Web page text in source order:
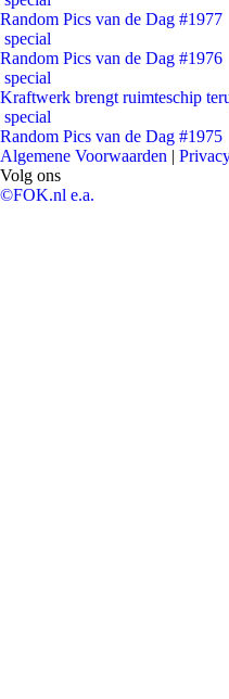
Random Pics van de Dag #1977
special
Random Pics van de Dag #1976
special
Kraftwerk brengt ruimteschip
special
Random Pics van de Dag #1975
Algemene Voorwaarden |
Volg ons
©FOK.nl e.a.